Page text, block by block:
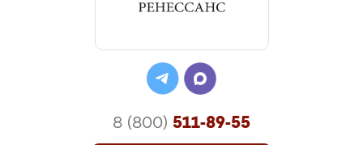
8 (800) 511-89-55